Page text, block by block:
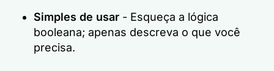
Simples de usar - Esqueça a lógica
booleana; apenas descreva o que você
precisa.